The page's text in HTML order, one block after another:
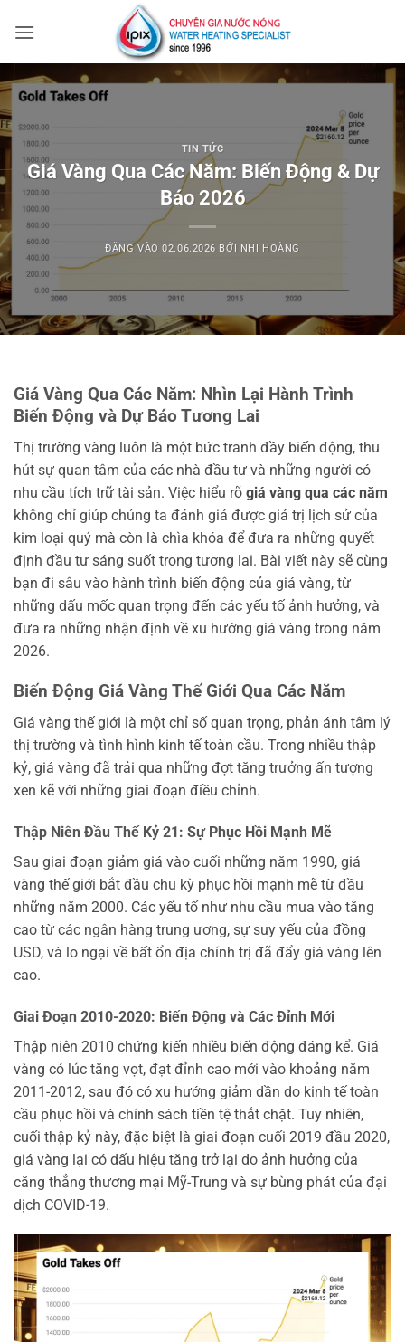
qua
dung
TIN TỨC
Giá Vàng Qua Các Năm: Biến Động & Dự
Báo 2026
ĐĂNG VÀO02.06.2026 BỞI NHI HOÀNG
Giá Vàng Qua Các Năm: Nhìn Lại Hành Trình
Biến Động và Dự Báo Tương Lai
Thị trường vàng luôn là một bức tranh đầy biến động, thu
hút sự quan tâm của các nhà đầu tư và những người có
nhu cầu tích trữ tài sản. Việc hiểu rõ giá vàng qua các năm
không chỉ giúp chúng ta đánh giá được giá trị lịch sử của
kim loại quý mà còn là chìa khóa để đưa ra những quyết
định đầu tư sáng suốt trong tương lai. Bài viết này sẽ cùng
bạn đi sâu vào hành trình biến động của giá vàng, từ
những dấu mốc quan trọng đến các yếu tố ảnh hưởng, và
đưa ra những nhận định về xu hướng giá vàng trong năm
2026.
Biến Động Giá Vàng Thế Giới Qua Các Năm
Giá vàng thế giới là một chỉ số quan trọng, phản ánh tâm lý
thị trường và tình hình kinh tế toàn cầu. Trong nhiều thập
kỷ, giá vàng đã trải qua những đợt tăng trưởng ấn tượng
xen kẽ với những giai đoạn điều chỉnh.
Thập Niên Đầu Thế Kỷ 21: Sự Phục Hồi Mạnh Mẽ
Sau giai đoạn giảm giá vào cuối những năm 1990, giá
vàng thế giới bắt đầu chu kỳ phục hồi mạnh mẽ từ đầu
những năm 2000. Các yếu tố như nhu cầu mua vào tăng
cao từ các ngân hàng trung ương, sự suy yếu của đồng
USD, và lo ngại về bất ổn địa chính trị đã đẩy giá vàng lên
cao.
Giai Đoạn 2010-2020: Biến Động và Các Đỉnh Mới
Thập niên 2010 chứng kiến nhiều biến động đáng kể. Giá
vàng có lúc tăng vọt, đạt đỉnh cao mới vào khoảng năm
2011-2012, sau đó có xu hướng giảm dần do kinh tế toàn
cầu phục hồi và chính sách tiền tệ thắt chặt. Tuy nhiên,
cuối thập kỷ này, đặc biệt là giai đoạn cuối 2019 đầu 2020,
giá vàng lại có dấu hiệu tăng trở lại do ảnh hưởng của
căng thẳng thương mại Mỹ-Trung và sự bùng phát của đại
dịch COVID-19.